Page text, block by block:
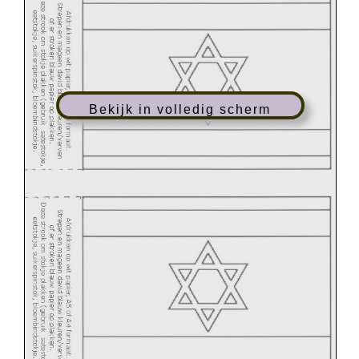
Israel/knutsel/3
Bekijk in volledig scherm